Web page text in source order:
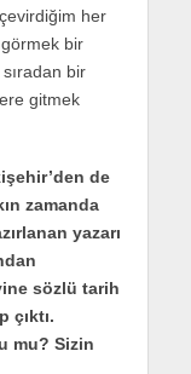
her
bir
bir
gitmek
de
zamanda
yazarı
sözlü tarih
çıktı.
mu? Sizin